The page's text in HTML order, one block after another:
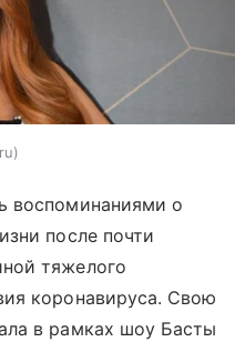
воспоминаниями о
после почти
тяжелого
коронавируса. Свою
в рамках шоу Басты